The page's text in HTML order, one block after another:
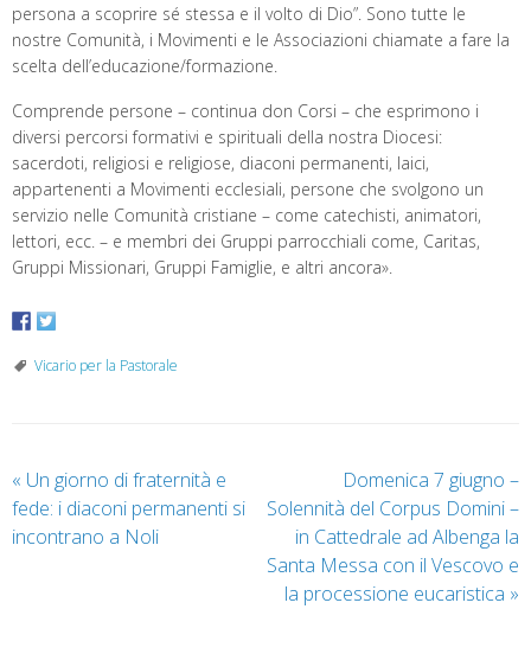
persona a scoprire sé stessa e il volto di Dio”. Sono tutte le
nostre Comunità, i Movimenti e le Associazioni chiamate a fare la
scelta dell’educazione/formazione.
Comprende persone – continua don Corsi – che esprimono i
diversi percorsi formativi e spirituali della nostra Diocesi:
sacerdoti, religiosi e religiose, diaconi permanenti, laici,
appartenenti a Movimenti ecclesiali, persone che svolgono un
servizio nelle Comunità cristiane – come catechisti, animatori,
lettori, ecc. – e membri dei Gruppi parrocchiali come, Caritas,
Gruppi Missionari, Gruppi Famiglie, e altri ancora».
Vicario per la Pastorale
« Un giorno di fraternità e
fede: i diaconi permanenti si
incontrano a Noli
Domenica 7 giugno –
Solennità del Corpus Domini –
in Cattedrale ad Albenga la
Santa Messa con il Vescovo e
la processione eucaristica »